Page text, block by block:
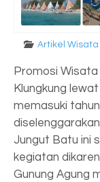
Artikel Wisata
Promosi
Klungkung
memasuki
Jungut Batu ini
kegiatan
Gunung Agung